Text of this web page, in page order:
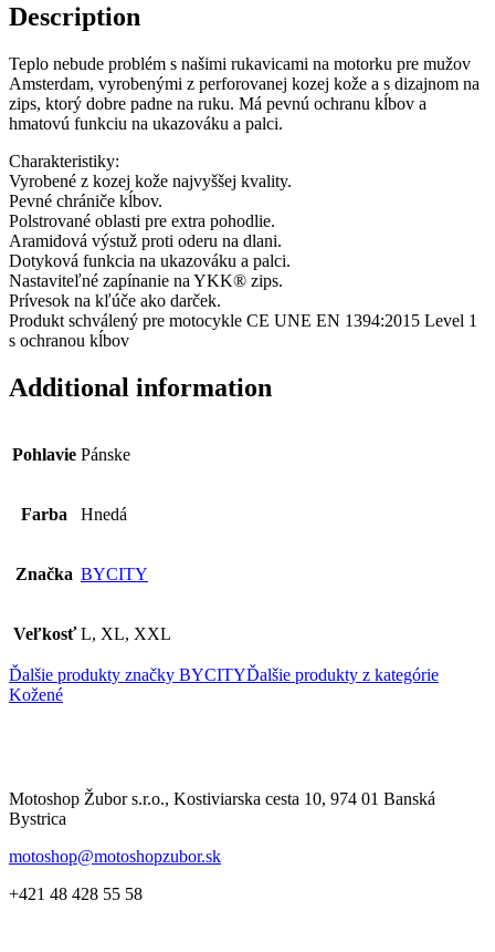
Description
Teplo nebude problém s našimi rukavicami na motorku pre mužov
Amsterdam, vyrobenými z perforovanej kozej kože a s dizajnom na
zips, ktorý dobre padne na ruku. Má pevnú ochranu kĺbov a
hmatovú funkciu na ukazováku a palci.
Charakteristiky:
Vyrobené z kozej kože najvyššej kvality.
Pevné chrániče kĺbov.
Polstrované oblasti pre extra pohodlie.
Aramidová výstuž proti oderu na dlani.
Dotyková funkcia na ukazováku a palci.
Nastaviteľné zapínanie na YKK® zips.
Prívesok na kľúče ako darček.
Produkt schválený pre motocykle CE UNE EN 1394:2015 Level 1
s ochranou kĺbov
Additional information
Pohlavie Pánske
Farba Hnedá
Značka BYCITY
Veľkosť L, XL, XXL
Ďalšie produkty značky BYCITYĎalšie produkty z kategórie
Kožené
Motoshop Žubor s.r.o., Kostiviarska cesta 10, 974 01 Banská
Bystrica
motoshop@motoshopzubor.sk
+421 48 428 55 58